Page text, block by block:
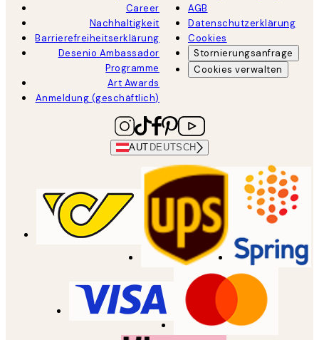
Career
Nachhaltigkeit
Barrierefreiheitserklärung
Desenio Ambassador
Programme
Art Awards
Anmeldung (geschäftlich)
AGB
Datenschutzerklärung
Cookies
Stornierungsanfrage
Cookies verwalten
AUT DEUTSCH